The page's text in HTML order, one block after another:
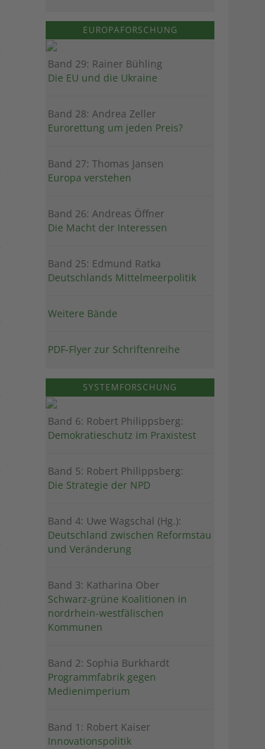
EUROPAFORSCHUNG
Band 29: Rainer Bühling
Die EU und die Ukraine
Band 28: Andrea Zeller
Eurorettung um jeden Preis?
Band 27: Thomas Jansen
Europa verstehen
Band 26: Andreas Öffner
Die Macht der Interessen
Band 25: Edmund Ratka
Deutschlands Mittelmeerpolitik
Weitere Bände
PDF-Flyer zur Schriftenreihe
SYSTEMFORSCHUNG
Band 6: Robert Philippsberg:
Demokratieschutz im Praxistest
Band 5: Robert Philippsberg:
Die Strategie der NPD
Band 4: Uwe Wagschal (Hg.):
Deutschland zwischen Reformstau
und Veränderung
Band 3: Katharina Ober
Schwarz-grüne Koalitionen in
nordrhein-westfälischen
Kommunen
Band 2: Sophia Burkhardt
Programmfabrik gegen
Medienimperium
Band 1: Robert Kaiser
Innovationspolitik